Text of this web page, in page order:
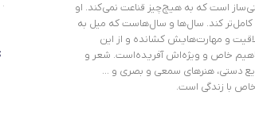
است که به هیچ‌چیز قناعت نمی‌کند. او
کامل‌تر کند. سال‌ها و سال‌هاست که میل به
و مهارت‌هایش کشانده و از این
خاص و ویژ‌ه‌اش آفریده‌است. شعر و
دستی، هنرهای سمعی و بصری و …
با زندگی است.